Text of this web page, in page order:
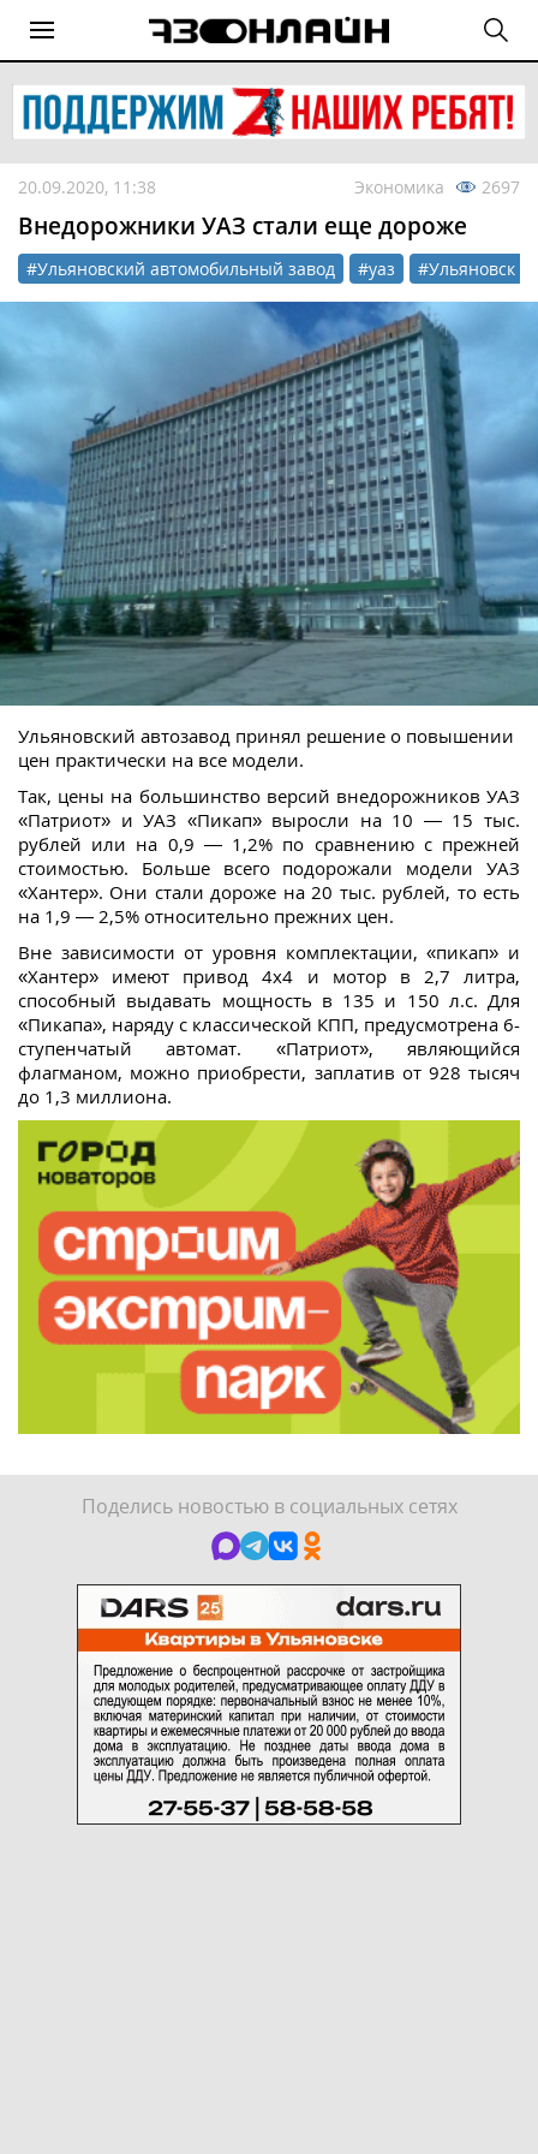
20.09.2020, 11:38 Экономика 2697
Внедорожники УАЗ стали еще дороже
#Ульяновский автомобильный завод #уаз #Ульяновск
Ульяновский автозавод принял решение о повышении
цен практически на все модели.
Так, цены на большинство версий внедорожников УАЗ
«Патриот» и УАЗ «Пикап» выросли на 10 — 15 тыс.
рублей или на 0,9 — 1,2% по сравнению с прежней
стоимостью. Больше всего подорожали модели УАЗ
«Хантер». Они стали дороже на 20 тыс. рублей, то есть
на 1,9 — 2,5% относительно прежних цен.
Вне зависимости от уровня комплектации, «пикап» и
«Хантер» имеют привод 4х4 и мотор в 2,7 литра,
способный выдавать мощность в 135 и 150 л.с. Для
«Пикапа», наряду с классической КПП, предусмотрена 6-
ступенчатый автомат. «Патриот», являющийся
флагманом, можно приобрести, заплатив от 928 тысяч
до 1,3 миллиона.
Поделись новостью в социальных сетях